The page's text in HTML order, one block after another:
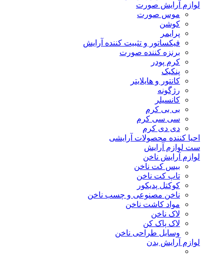
لوازم آرایش صورت
موس صورت
کوشن
پرایمر
فیکساتور و تثبیت کننده آرایش
برنزه کننده صورت
کرم پودر
پنکیک
کانتور و هایلایتر
رژگونه
کانسیلر
بی بی کرم
سی سی کرم
دی دی کرم
احیا کننده محصولات آرایشی
ست لوازم آرایش
لوازم آرایش ناخن
بیس کت ناخن
تاپ کت ناخن
کوکتل پدیکور
ناخن مصنوعی و چسب ناخن
مواد کاشت ناخن
لاک ناخن
لاک پاک کن
وسایل طراحی ناخن
لوازم آرایش بدن